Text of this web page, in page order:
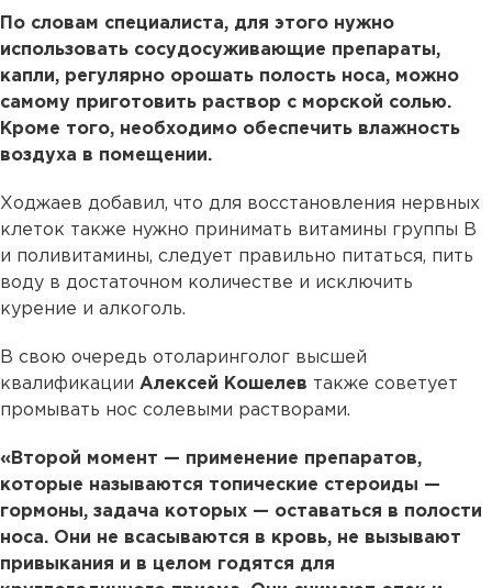
По словам специалиста, для этого нужно
использовать сосудосуживающие препараты,
капли, регулярно орошать полость носа, можно
самому приготовить раствор с морской солью.
Кроме того, необходимо обеспечить влажность
воздуха в помещении.
Ходжаев добавил, что для восстановления нервных
клеток также нужно принимать витамины группы В
и поливитамины, следует правильно питаться, пить
воду в достаточном количестве и исключить
курение и алкоголь.
В свою очередь отоларинголог высшей
квалификации Алексей Кошелев также советует
промывать нос солевыми растворами.
«Второй момент — применение препаратов,
которые называются топические стероиды —
гормоны, задача которых — оставаться в полости
носа. Они не всасываются в кровь, не вызывают
привыкания и в целом годятся для